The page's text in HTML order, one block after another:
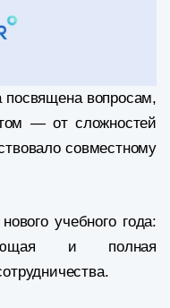
посвящена вопросам,
— от сложностей
совместному
учебного года:
и полная